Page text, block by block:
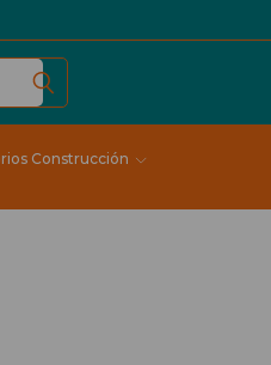
Construcción